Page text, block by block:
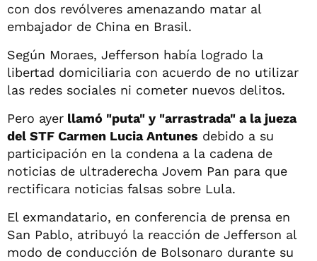
con dos revólveres amenazando matar al
embajador de China en Brasil.
Según Moraes, Jefferson había logrado la
libertad domiciliaria con acuerdo de no utilizar
las redes sociales ni cometer nuevos delitos.
Pero ayer llamó "puta" y "arrastrada" a la jueza
del STF Carmen Lucia Antunes debido a su
participación en la condena a la cadena de
noticias de ultraderecha Jovem Pan para que
rectificara noticias falsas sobre Lula.
El exmandatario, en conferencia de prensa en
San Pablo, atribuyó la reacción de Jefferson al
modo de conducción de Bolsonaro durante su